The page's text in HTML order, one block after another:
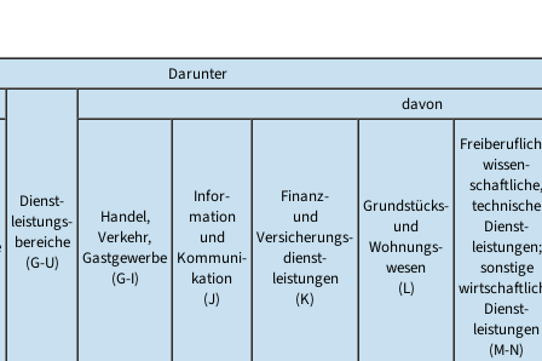
Darunter
Dienst-
leistungs-
bereiche
(G-U)
davon
Handel,
Verkehr,
Gastgewerbe
(G-I)
Infor-
mation
und
Kommuni-
kation
(J)
Finanz-
und
Versicherungs-
dienst-
leistungen
(K)
Grundstücks-
und
Wohnungs-
wesen
(L)
wissen-
schaftliche,
technische
Dienst-
leistungen;
sonstige
Dienst-
leistungen
(M-N)